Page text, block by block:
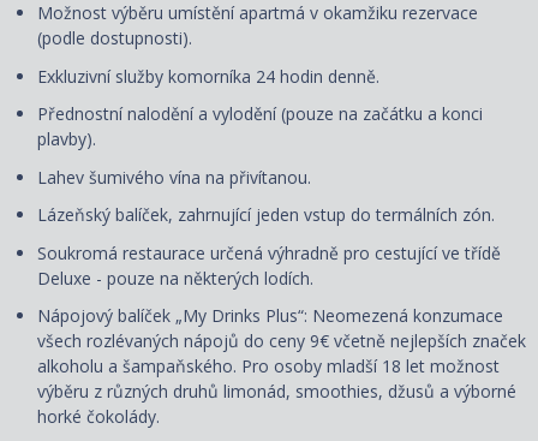
Možnost výběru umístění apartmá v okamžiku rezervace
(podle dostupnosti).
Exkluzivní služby komorníka 24 hodin denně.
Přednostní nalodění a vylodění (pouze na začátku a konci
plavby).
Lahev šumivého vína na přivítanou.
Lázeňský balíček, zahrnující jeden vstup do termálních zón.
Soukromá restaurace určená výhradně pro cestující ve třídě
Deluxe - pouze na některých lodích.
Nápojový balíček „My Drinks Plus“: Neomezená konzumace
všech rozlévaných nápojů do ceny 9€ včetně nejlepších značek
alkoholu a šampaňského. Pro osoby mladší 18 let možnost
výběru z různých druhů limonád, smoothies, džusů a výborné
horké čokolády.